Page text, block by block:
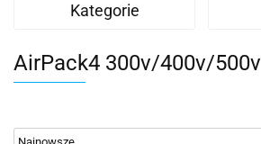
Kategorie
AirPack4 300v/400v/500v